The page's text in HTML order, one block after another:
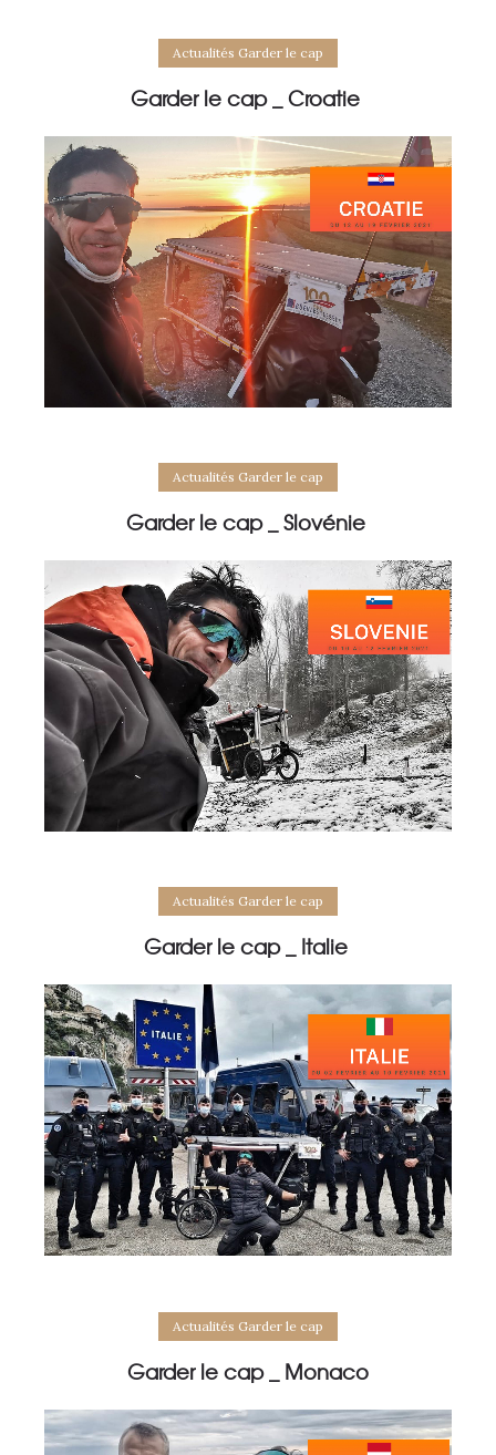
Actualités Garder le cap
Garder le cap _ Croatie
Actualités Garder le cap
Garder le cap _ Slovénie
Actualités Garder le cap
Garder le cap _ Italie
Actualités Garder le cap
Garder le cap _ Monaco